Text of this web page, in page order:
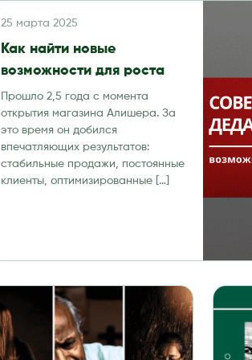
25 марта 2025
Как найти новые
возможности для роста
Прошло 2,5 года с момента
открытия магазина Алишера. За
это время он добился
впечатляющих результатов:
стабильные продажи, постоянные
клиенты, оптимизированные […]